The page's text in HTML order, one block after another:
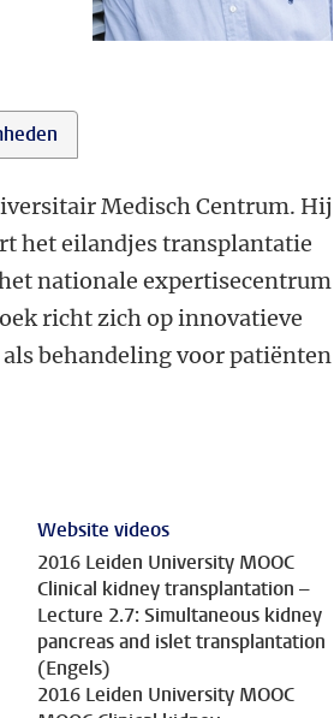
Medisch Centrum. Hij
het eilandjes transplantatie
nationale expertisecentrum
richt zich op innovatieve
behandeling voor patiënten
Website videos
2016 Leiden University MOOC
Clinical kidney transplantation –
Lecture 2.7: Simultaneous kidney
pancreas and islet transplantation
(Engels)
2016 Leiden University MOOC